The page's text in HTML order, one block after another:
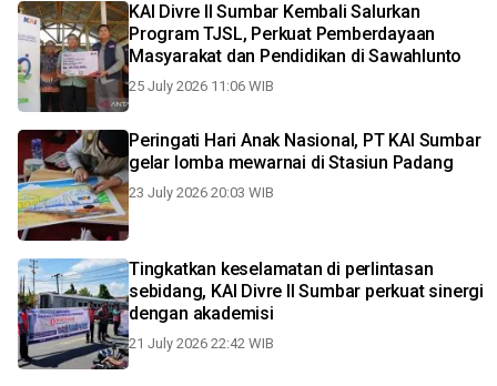
KAI Divre II Sumbar Kembali Salurkan
Program TJSL, Perkuat Pemberdayaan
Masyarakat dan Pendidikan di Sawahlunto
25 July 2026 11:06 WIB
Peringati Hari Anak Nasional, PT KAI Sumbar
gelar lomba mewarnai di Stasiun Padang
23 July 2026 20:03 WIB
Tingkatkan keselamatan di perlintasan
sebidang, KAI Divre II Sumbar perkuat sinergi
dengan akademisi
21 July 2026 22:42 WIB